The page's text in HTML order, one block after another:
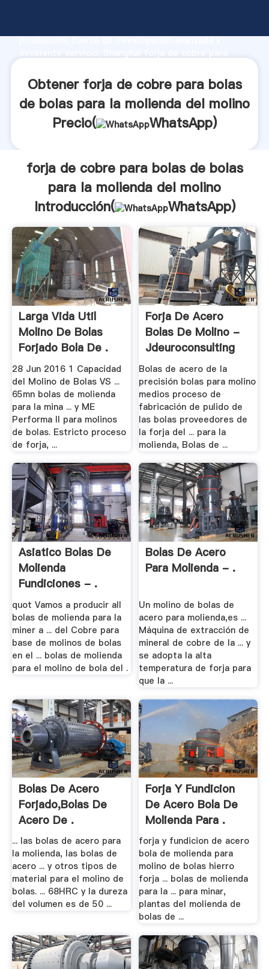
producción, fuerza de investigación avanzada y
crea el valor y aporta valores a todos los clientes.
Obtener forja de cobre para bolas
de bolas para la molienda del molino
Precio(
WhatsApp)
forja de cobre para bolas de bolas
para la molienda del molino
Introducción(
WhatsApp)
Larga Vida Util
Molino De Bolas
Forjado Bola De .
28 Jun 2016 1 Capacidad
del Molino de Bolas VS ...
65mn bolas de molienda
para la mina ... y ME
Performa II para molinos
de bolas. Estricto proceso
de forja, ...
Forja De Acero
Bolas De Molino -
Jdeuroconsulting
Bolas de acero de la
precisión bolas para molino
medios proceso de
fabricación de pulido de
las bolas proveedores de
la forja del ... para la
molienda, Bolas de ...
Asiatico Bolas De
Molienda
Fundiciones - .
quot Vamos a producir all
bolas de molienda para la
miner a ... del Cobre para
base de molinos de bolas
en el ... bolas de molienda
para el molino de bola del .
Bolas De Acero
Para Molienda - .
Un molino de bolas de
acero para molienda,es ...
Máquina de extracción de
mineral de cobre de la ... y
se adopta la alta
temperatura de forja para
que la ...
Bolas De Acero
Forjado,Bolas De
Acero De .
... las bolas de acero para
la molienda, las bolas de
acero ... y otros tipos de
material para el molino de
bolas. ... 68HRC y la dureza
del volumen es de 50 ...
Forja Y Fundicion
De Acero Bola De
Molienda Para .
forja y fundicion de acero
bola de molienda para
molino de bolas hierro
forja ... bolas de molienda
para la ... para minar,
plantas del molienda de
bolas de ...